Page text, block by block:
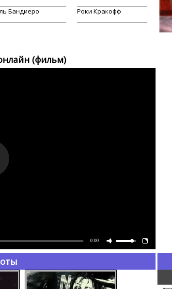
Бандиеро
Роки Кракофф
(фильм)
0:00